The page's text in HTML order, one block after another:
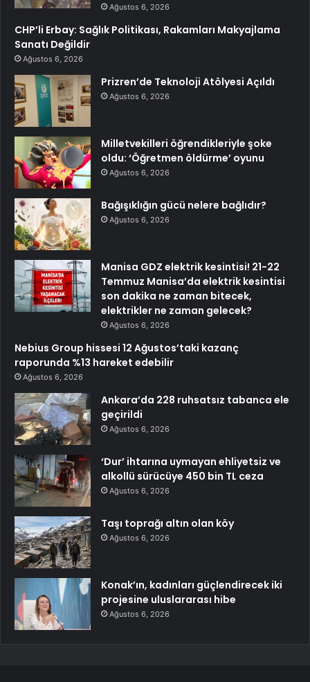
Ağustos 6, 2026
CHP’li Erbay: Sağlık Politikası, Rakamları Makyajlama
Sanatı Değildir
Ağustos 6, 2026
Prizren’de Teknoloji Atölyesi Açıldı
Ağustos 6, 2026
Milletvekilleri öğrendikleriyle şoke
oldu: ‘Öğretmen öldürme’ oyunu
Ağustos 6, 2026
Bağışıklığın gücü nelere bağlıdır?
Ağustos 6, 2026
Manisa GDZ elektrik kesintisi! 21-22
Temmuz Manisa’da elektrik kesintisi
son dakika ne zaman bitecek,
elektrikler ne zaman gelecek?
Ağustos 6, 2026
Nebius Group hissesi 12 Ağustos’taki kazanç
raporunda %13 hareket edebilir
Ağustos 6, 2026
Ankara’da 228 ruhsatsız tabanca ele
geçirildi
Ağustos 6, 2026
‘Dur’ ihtarına uymayan ehliyetsiz ve
alkollü sürücüye 450 bin TL ceza
Ağustos 6, 2026
Taşı toprağı altın olan köy
Ağustos 6, 2026
Konak’ın, kadınları güçlendirecek iki
projesine uluslararası hibe
Ağustos 6, 2026